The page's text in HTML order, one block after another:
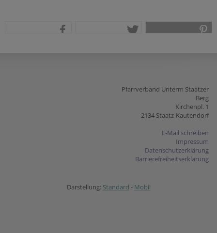
Pfarrverband Unterm Staatzer
Berg
Kirchenpl. 1
2134 Staatz-Kautendorf
E-Mail schreiben
Impressum
Datenschutzerklärung
Barrierefreiheitserklärung
Darstellung: Standard - Mobil